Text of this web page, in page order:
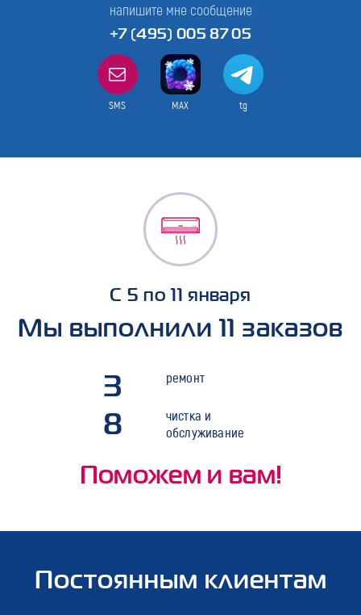
напишите мне сообщение
+7 (495) 005 87 05
SMS MAX tg
С 5 по 11 января
Мы выполнили 11 заказов
3 ремонт
8
чистка и
обслуживание
Поможем и вам!
Постоянным клиентам